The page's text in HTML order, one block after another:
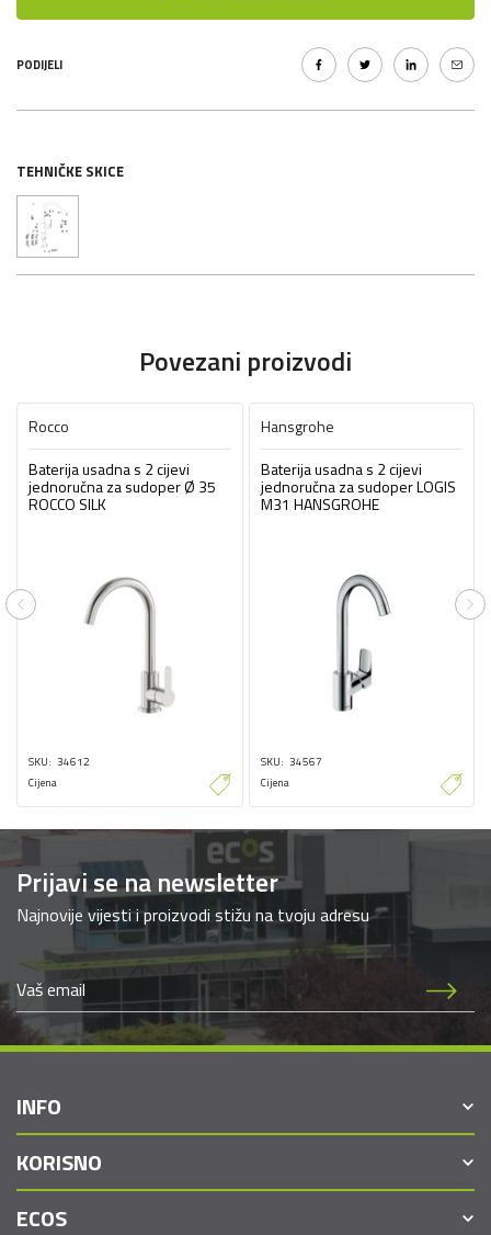
PODIJELI
TEHNIČKE SKICE
Povezani proizvodi
Rocco
Baterija usadna s 2 cijevi
jednoručna za sudoper Ø 35
ROCCO SILK
SKU 34612
Cijena
Hansgrohe
Baterija usadna s 2 cijevi
jednoručna za sudoper LOGIS
M31 HANSGROHE
SKU 34567
Cijena
Previous
Prijavi se na newsletter
Najnovije vijesti i proizvodi stižu na tvoju adresu
INFO
KORISNO
ECOS